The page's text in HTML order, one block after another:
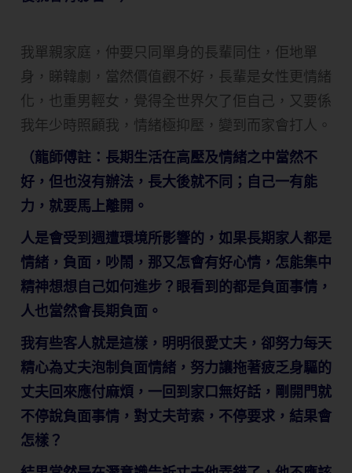
我單親家庭，仲要只同單身的長輩同住，佢地單
身，睇韓劇，當然價值觀不好，長輩是女性更情緒
化，也重男輕女，覺得全世界欠了佢自己，又要係
我年少時照顧我，情緒極抑壓，變到而家會打人。
（龍師傅註：長期生活在高壓及情緒之中當然不
好，但也沒有辦法，長大後就不同；自己一有能
力，就要馬上離開。
人是會受到週遭環境所影響的，如果長期家人都是
情緒，負面，吵鬧，那又怎會有好心情，怎能集中
精神想想自己如何進步？眼看到的都是負面事情，
人也當然會長期負面。
我有些客人就是這樣，明明很愛丈夫，卻努力每天
精心為丈夫泡制負面情緒，努力讓拖著疲乏身驅的
丈夫回來應付麻煩，一回到家口無好話，剛開門就
不停說負面事情，對丈夫苛索，不停要求，結果會
怎樣？